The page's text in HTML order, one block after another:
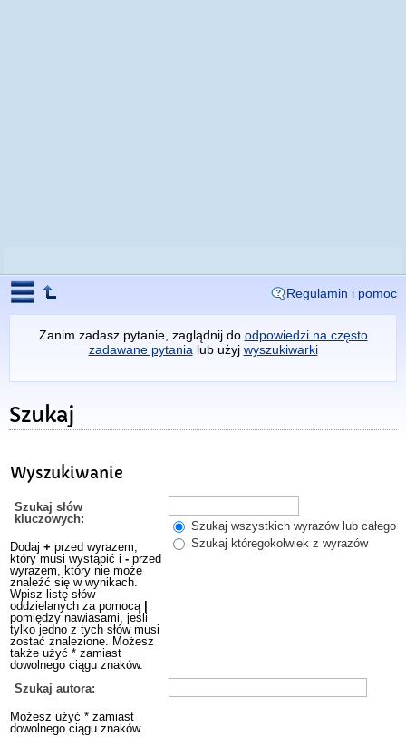
Regulamin i pomoc
Zanim zadasz pytanie, zaglądnij do odpowiedzi na często
zadawane pytania lub użyj wyszukiwarki
Szukaj
Wyszukiwanie
Szukaj słów
kluczowych:
Dodaj + przed wyrazem,
który musi wystąpić i - przed
wyrazem, który nie może
znaleźć się w wynikach.
Wpisz listę słów
oddzielanych za pomocą
pomiędzy nawiasami, jeśli
tylko jedno z tych słów musi
zostać znalezione. Możesz
także użyć * zamiast
dowolnego ciągu znaków.
Szukaj wszystkich wyrazów lub całego
Szukaj któregokolwiek z wyrazów
Szukaj autora:
Możesz użyć * zamiast
dowolnego ciągu znaków.